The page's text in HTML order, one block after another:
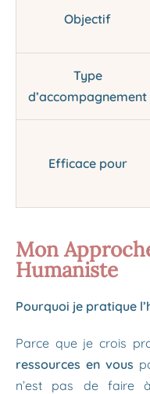
Objectif
Type
d’accompagnement
Efficace pour
Mon
Humaniste
Pourquoi je pratique
Parce que je crois
ressources en vous
n’est pas de faire